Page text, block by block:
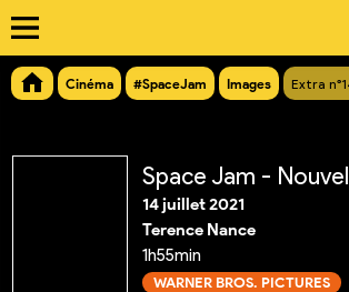
Cinéma #SpaceJam Images Extra
Space Jam -
14 juillet 2021
Terence Nance
1h55min
WARNER BROS. PICTURES